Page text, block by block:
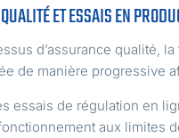
ET ESSAIS EN
d’assurance qualité, la
de manière progressive
essais de régulation en
aux limites